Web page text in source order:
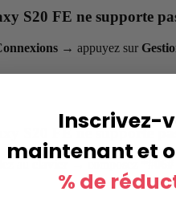
S20 FE ne supporte
→ appuyez sur
S20 FE ne supporte
au
Inscrivez-
maintenant et
% de